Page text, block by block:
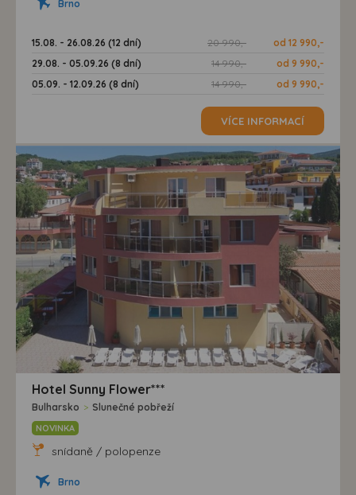
Brno
15.08. - 26.08.26 (12 dní) 20 990,-
od 12 990,-
29.08. - 05.09.26 (8 dní)
14 990,-
od 9 990,-
05.09. - 12.09.26 (8 dní)
14 990,- od 9 990,-
VÍCE INFORMACÍ
Hotel Sunny Flower***
Bulharsko > Slunečné pobřeží
NOVINKA
snídaně / polopenze
Brno